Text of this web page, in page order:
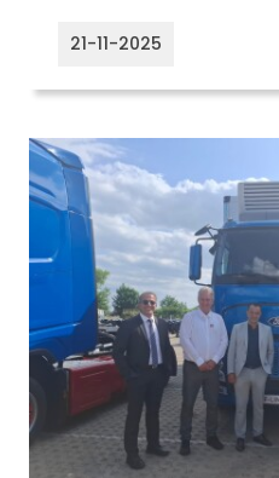
21-11-2025